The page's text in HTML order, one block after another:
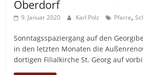
Oberdorf
9. Januar 2020 Karl Pölz Pfarre,
Sonntagsspaziergang auf den
in den letzten Monaten die
dortigen Filialkirche St. Georg auf